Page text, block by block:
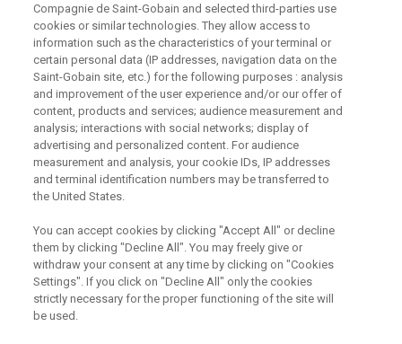
226 292 224 Zaslat dotaz
Odebírejte náš newsletter
Právní Podmínky
Souhlas se zpracováním osobních údajů a cookies
Souhlas se zpracováním osobních údajů k marketingovým
účelům
Compagnie de Saint-Gobain and selected third-parties use
cookies or similar technologies. They allow access to
information such as the characteristics of your terminal or
certain personal data (IP addresses, navigation data on the
Saint-Gobain site, etc.) for the following purposes : analysis
and improvement of the user experience and/or our offer of
content, products and services; audience measurement and
analysis; interactions with social networks; display of
advertising and personalized content. For audience
measurement and analysis, your cookie IDs, IP addresses
and terminal identification numbers may be transferred to
the United States.
You can accept cookies by clicking "Accept All" or decline
them by clicking "Decline All". You may freely give or
withdraw your consent at any time by clicking on "Cookies
Settings". If you click on "Decline All" only the cookies
strictly necessary for the proper functioning of the site will
be used.